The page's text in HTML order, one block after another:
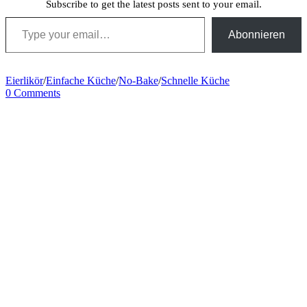
Subscribe to get the latest posts sent to your email.
Type your email…
Abonnieren
Eierlikör/Einfache Küche/No-Bake/Schnelle Küche
0 Comments